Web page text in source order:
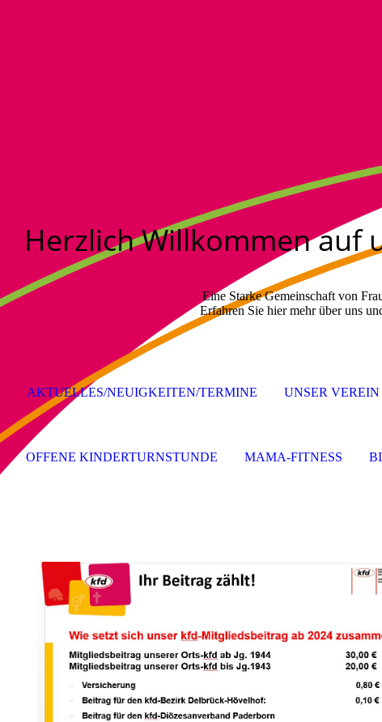
Herzlich Willkommen auf
Eine Starke Gemeinschaft von
Erfahren Sie hier mehr über uns
AKTUELLES/NEUIGKEITEN/TERMINE UNSER VEREIN
OFFENE KINDERTURNSTUNDE MAMA-FITNESS